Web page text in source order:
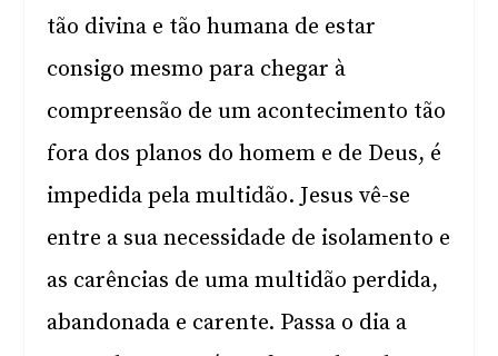
tão divina e tão humana de estar
consigo mesmo para chegar à
compreensão de um acontecimento tão
fora dos planos do homem e de Deus, é
impedida pela multidão. Jesus vê-se
entre a sua necessidade de isolamento e
as carências de uma multidão perdida,
abandonada e carente. Passa o dia a